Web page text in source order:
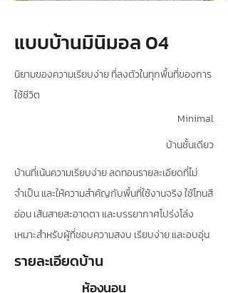
แบบบ้านมินิมอล 04
นิยามของความเรียบง่าย ที่ลงตัวในทุกพื้นที่ของการ
ใช้ชีวิต
Minimal
บ้านชั้นเดียว
บ้านที่เน้นความเรียบง่าย ลดทอนรายละเอียดที่ไม่
จำเป็น และให้ความสำคัญกับพื้นที่ใช้งานจริง ใช้โทนสี
อ่อน เส้นสายสะอาดตา และบรรยากาศโปร่งโล่ง
เหมาะสำหรับผู้ที่ชอบความสงบ เรียบง่าย และอบอุ่น
รายละเอียดบ้าน
ห้องนอน